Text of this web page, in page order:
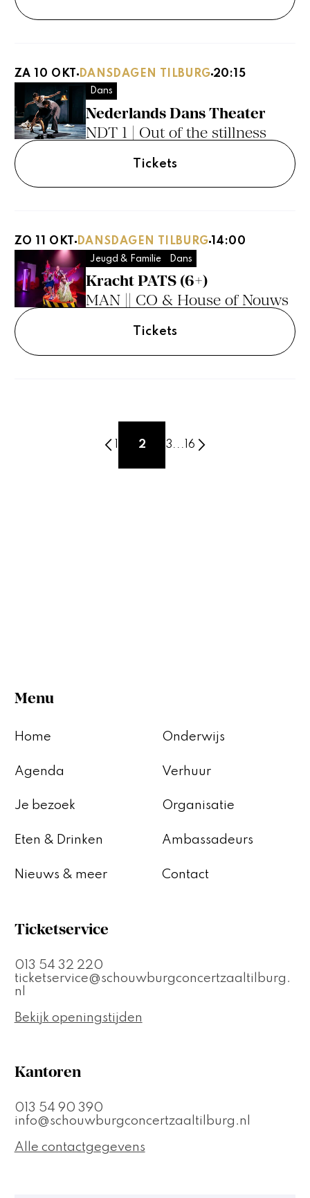
Nederlands Dans Theater
NDT 1 | Out of the stillness
Dans
Tickets
ZA 10 OKT DANSDAGEN TILBURG 20:15
Kracht PATS (6+)
MAN || CO & House of Nouws
Jeugd & Familie Dans
Tickets
ZO 11 OKT DANSDAGEN TILBURG 14:00
2 3... 16
Menu
Home
Agenda
Je bezoek
Eten & Drinken
Nieuws & meer
Onderwijs
Verhuur
Organisatie
Ambassadeurs
Contact
Ticketservice
013 54 32 220
ticketservice@schouwburgconcertzaaltilburg.
nl
Bekijk openingstijden
Kantoren
013 54 90 390
info@schouwburgconcertzaaltilburg.nl
Alle contactgegevens